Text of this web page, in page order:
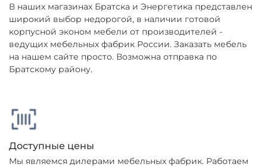
В наших магазинах Братска и Энергетика представлен
широкий выбор недорогой, в наличии готовой
корпусной эконом мебели от производителей -
ведущих мебельных фабрик России. Заказать мебель
на нашем сайте просто. Возможна отправка по
Братскому району.
Доступные цены
Мы являемся дилерами мебельных фабрик. Работаем